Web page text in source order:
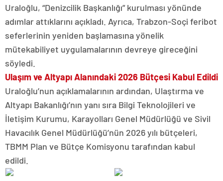
Uraloğlu, “Denizcilik Başkanlığı” kurulması yönünde
adımlar attıklarını açıkladı. Ayrıca, Trabzon-Soçi feribot
seferlerinin yeniden başlamasına yönelik
mütekabiliyet uygulamalarının devreye gireceğini
söyledi.
Ulaşım ve Altyapı Alanındaki 2026 Bütçesi Kabul Edildi
Uraloğlu’nun açıklamalarının ardından, Ulaştırma ve
Altyapı Bakanlığı’nın yanı sıra Bilgi Teknolojileri ve
İletişim Kurumu, Karayolları Genel Müdürlüğü ve Sivil
Havacılık Genel Müdürlüğü’nün 2026 yılı bütçeleri,
TBMM Plan ve Bütçe Komisyonu tarafından kabul
edildi.